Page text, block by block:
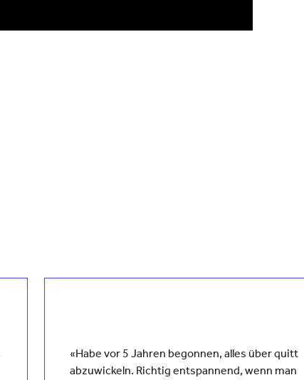
«Habe vor 5 Jahren begonnen, alles über quitt
abzuwickeln. Richtig entspannend, wenn man